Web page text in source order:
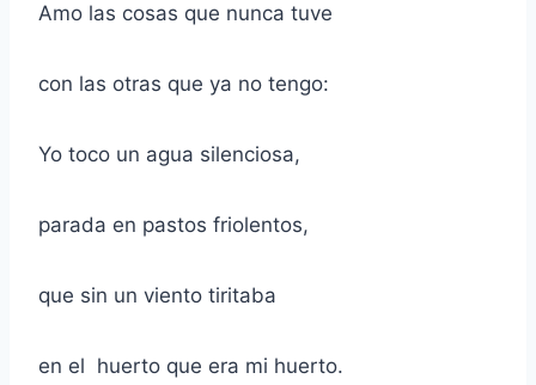
Amo las cosas que nunca tuve
con las otras que ya no tengo:
Yo toco un agua silenciosa,
parada en pastos friolentos,
que sin un viento tiritaba
en el huerto que era mi huerto.